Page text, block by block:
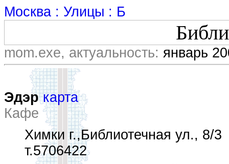
Москва : Улицы : Б
mom.exe, актуальность: январь
Эдэр карта
Кафе
Химки г.,Библиотечная ул., 8/3
т.5706422